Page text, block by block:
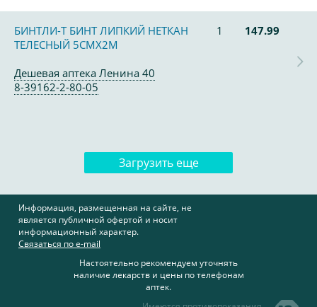
БИНТЛИ-Т БИНТ ЛИПКИЙ НЕТКАН
ТЕЛЕСНЫЙ 5СМX2М
1 147.99
Дешевая аптека Ленина 40
8-39162-2-80-05
Загрузить еще
Информация, размещенная на сайте, не
является публичной офертой и носит
информационный характер.
Связаться по e-mail
Настоятельно рекомендуем уточнять
наличие лекарств и цены по телефонам
аптек.